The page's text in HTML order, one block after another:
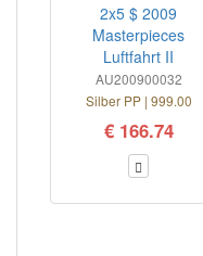
2x5 $ 2009
Masterpieces
Luftfahrt II
AU200900032
Silber PP | 999.00
€ 166.74